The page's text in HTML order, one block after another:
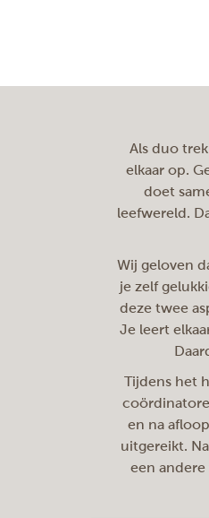
Als duo
elkaar op.
doet
leefwereld.
Wij geloven
je zelf
deze twee
Je leert
Tijdens het
en na
uitgereikt.
een